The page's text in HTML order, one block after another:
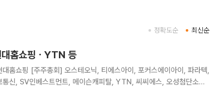
최신순
정확도순
홈쇼핑ㆍYTN 등
신, SV인베스트먼트, 메이슨캐피탈, YTN, 씨씨에스, 오성첨단소재,